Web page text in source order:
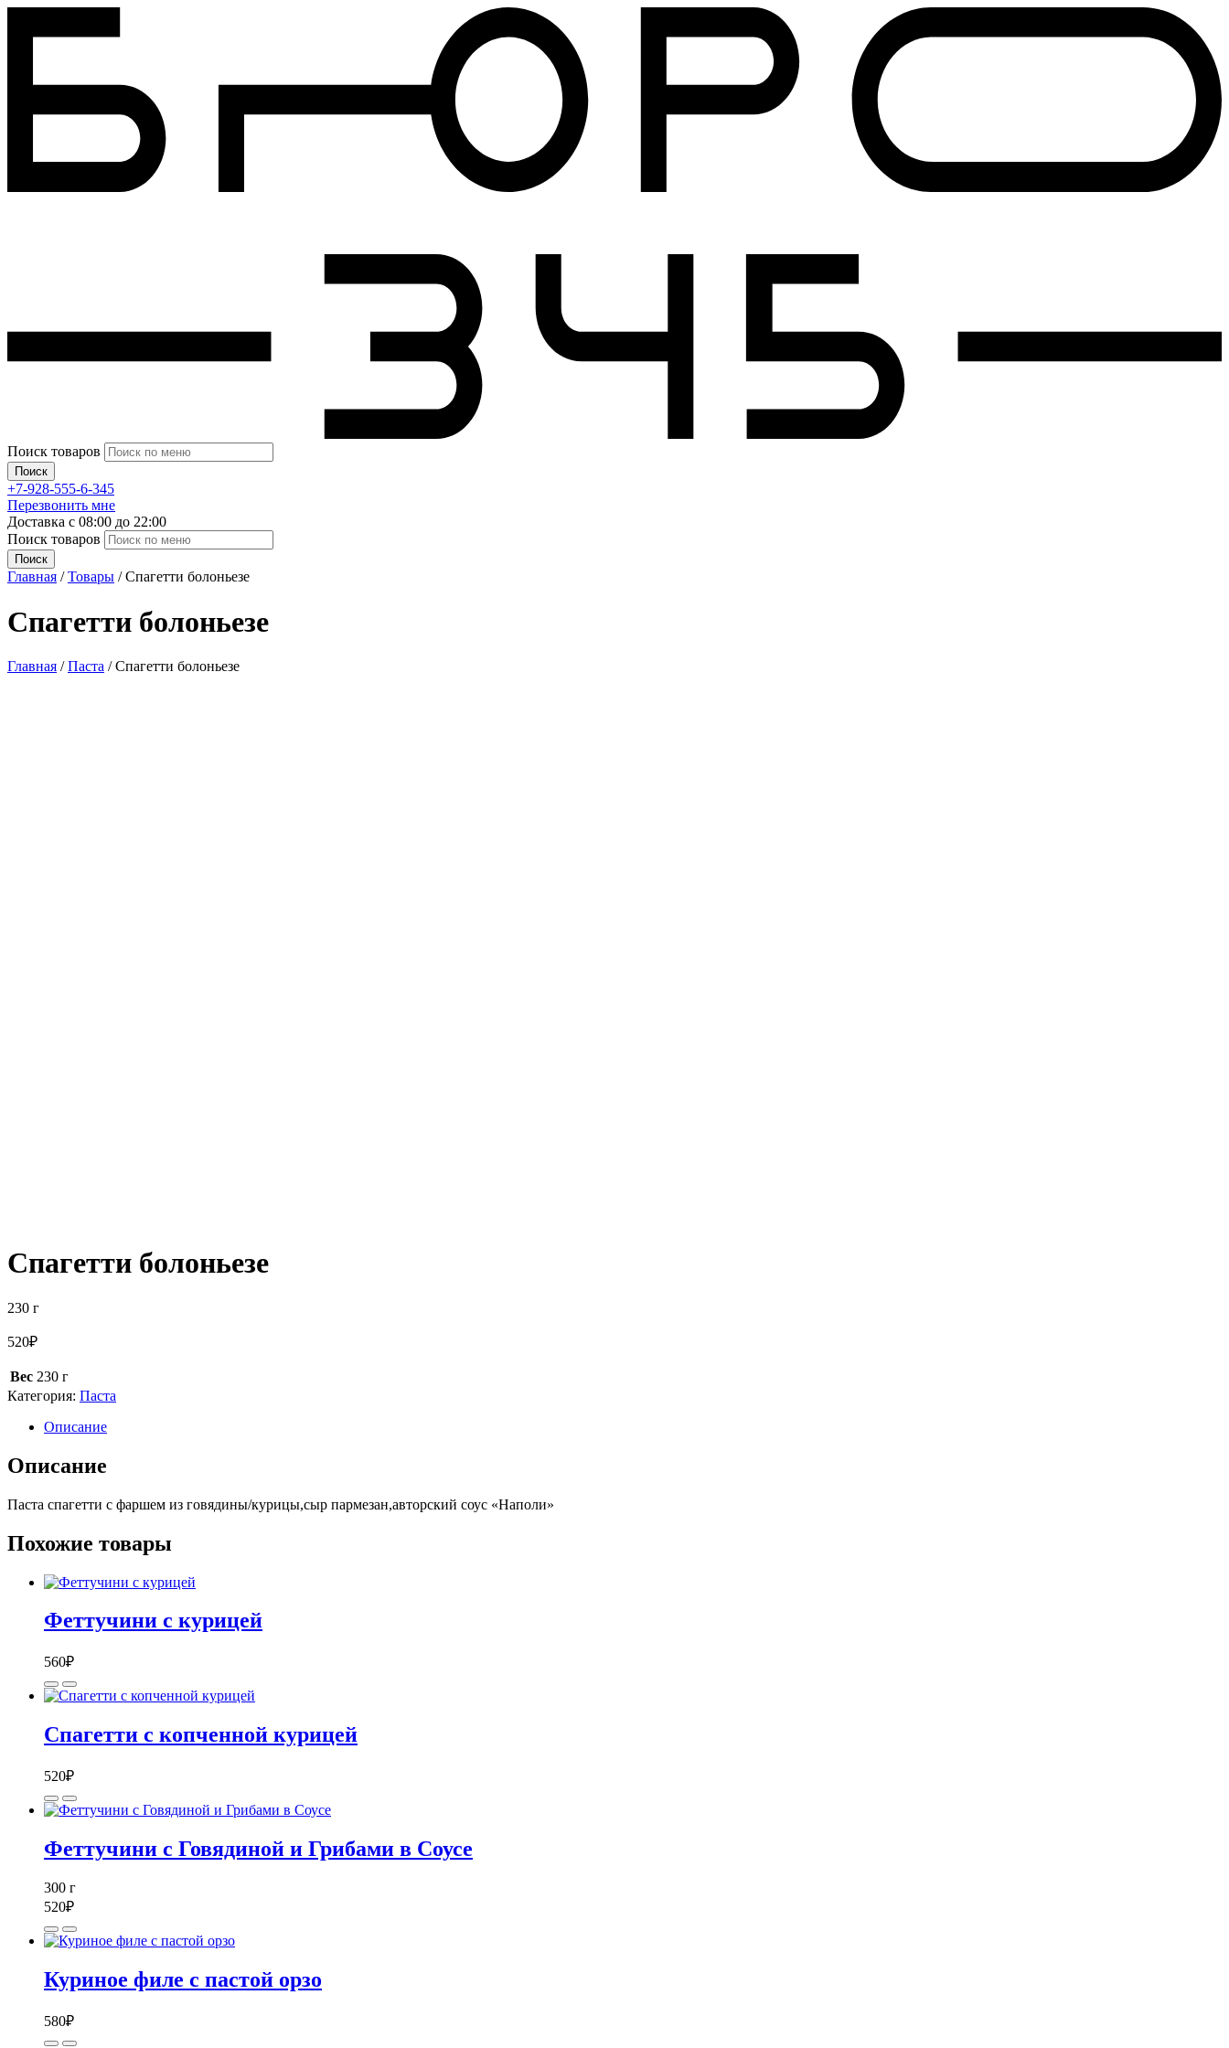
Поиск товаров
Поиск
+7-928-555-6-345
Перезвонить мне
Доставка с 08:00 до 22:00
Поиск товаров
Поиск
Главная /Товары /Спагетти болоньезе
Спагетти болоньезе
Главная /Паста / Спагетти болоньезе
Спагетти болоньезе
230 г
520₽
Вес 230 г
Категория: Паста
Описание
Описание
Паста спагетти с фаршем из говядины/курицы,сыр пармезан,авторский соус «Наполи»
Похожие товары
Феттучини с курицей
560₽
Спагетти с копченной курицей
520₽
Феттучини с Говядиной и Грибами в Соусе
300 г
520₽
Куриное филе с пастой орзо
580₽